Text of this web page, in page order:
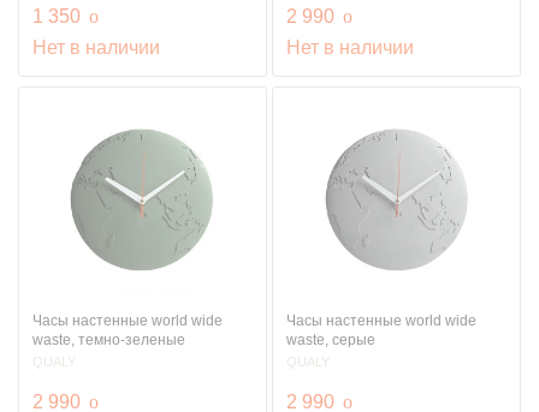
1 350 руб.
o
Нет в наличии
2 990 руб.
o
Нет в наличии
Часы настенные world wide
waste, темно-зеленые
QUALY
2 990 руб.
o
Часы настенные world wide
waste, серые
QUALY
2 990 руб.
o